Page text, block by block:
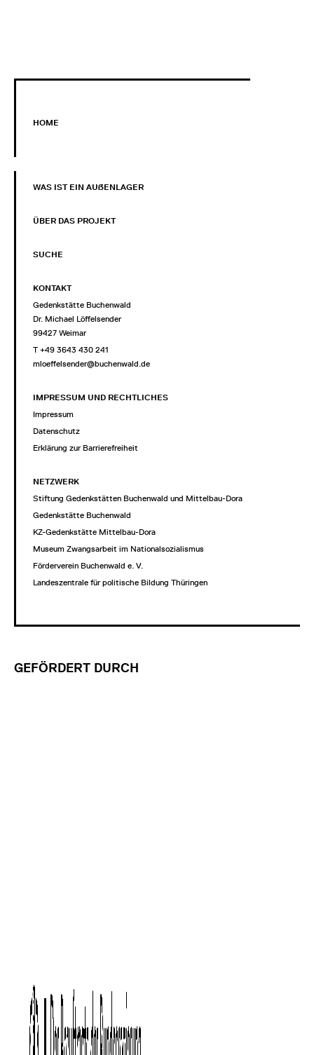
HOME
WAS IST EIN AUẞENLAGER
ÜBER DAS PROJEKT
SUCHE
KONTAKT
Gedenkstätte Buchenwald
Dr. Michael Löffelsender
99427 Weimar
T +49 3643 430 241
mloeffelsender@buchenwald.de
IMPRESSUM UND RECHTLICHES
Impressum
Datenschutz
Erklärung zur Barrierefreiheit
NETZWERK
Stiftung Gedenkstätten Buchenwald und Mittelbau-Dora
Gedenkstätte Buchenwald
KZ-Gedenkstätte Mittelbau-Dora
Museum Zwangsarbeit im Nationalsozialismus
Förderverein Buchenwald e. V.
Landeszentrale für politische Bildung Thüringen
GEFÖRDERT DURCH